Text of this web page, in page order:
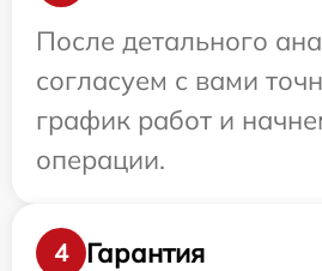
После детального
согласуем с вами
график работ и
операции.
4
Гарантия